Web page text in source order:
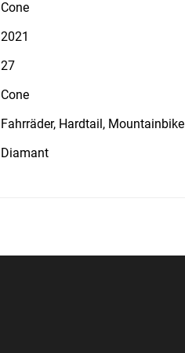
Cone
2021
27
Cone
Fahrräder, Hardtail, Mountainbike
Diamant